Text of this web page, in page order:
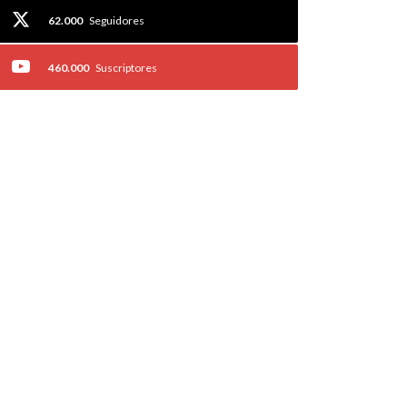
62.000 Seguidores
460.000 Suscriptores